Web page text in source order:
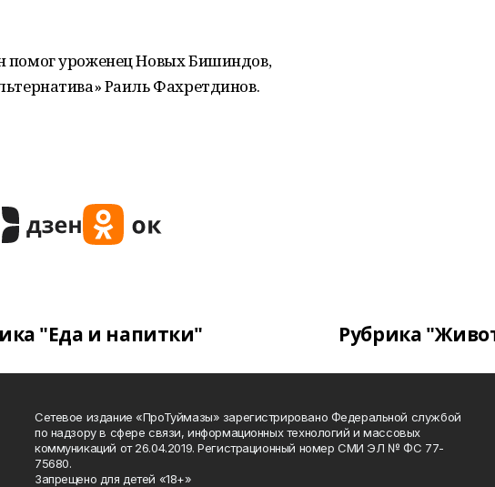
помог уроженец Новых Бишиндов,
Раиль Фахретдинов.
"Еда и напитки" Рубрика
Сетевое издание «ПроТуймазы» зарегистрировано Федеральной службой
по надзору в сфере связи, информационных технологий и массовых
коммуникаций от 26.04.2019. Регистрационный номер СМИ ЭЛ № ФС 77-
75680.
Запрещено для детей «18+»